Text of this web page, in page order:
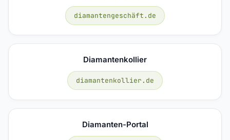
diamantengeschäft.de
Diamantenkollier
diamantenkollier.de
Diamanten-Portal